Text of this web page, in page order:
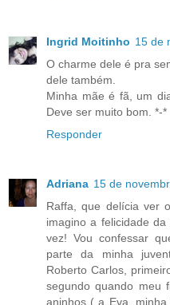
Ingrid Moitinho 15 de
O charme dele é pra
dele também.
Minha mãe é fã, um
Deve ser muito bom. *-*
Responder
Adriana 15 de
Raffa, que delícia ver
imagino a felicidade
vez! Vou confessar
parte da minha
Roberto Carlos,
segundo quando meu
aninhos ( a Eva,